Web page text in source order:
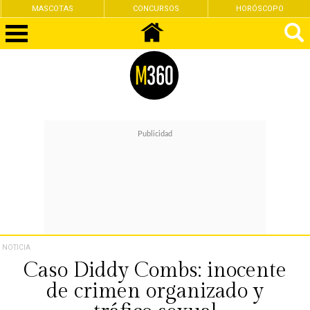
MASCOTAS CONCURSOS HORÓSCOPO
NOTICIA
Caso Diddy Combs: inocente
de crimen organizado y